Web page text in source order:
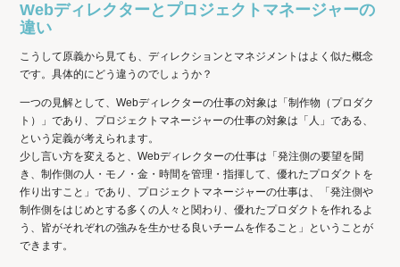
Webディレクターとプロジェクトマネージャーの
違い
こうして原義から見ても、ディレクションとマネジメントはよく似た概念
です。具体的にどう違うのでしょうか？
一つの見解として、Webディレクターの仕事の対象は「制作物（プロダク
ト）」であり、プロジェクトマネージャーの仕事の対象は「人」である、
という定義が考えられます。
少し言い方を変えると、Webディレクターの仕事は「発注側の要望を聞
き、制作側の人・モノ・金・時間を管理・指揮して、優れたプロダクトを
作り出すこと」であり、プロジェクトマネージャーの仕事は、「発注側や
制作側をはじめとする多くの人々と関わり、優れたプロダクトを作れるよ
う、皆がそれぞれの強みを生かせる良いチームを作ること」ということが
できます。